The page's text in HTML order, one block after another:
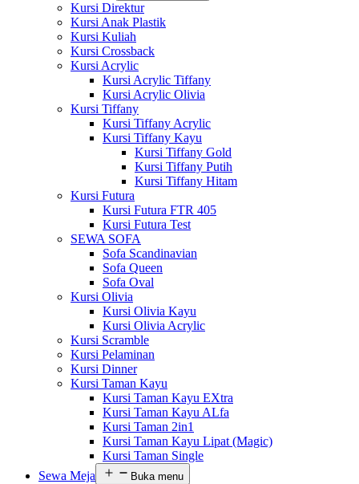
Kursi Direktur
Kursi Anak Plastik
Kursi Kuliah
Kursi Crossback
Kursi Acrylic
Kursi Acrylic Tiffany
Kursi Acrylic Olivia
Kursi Tiffany
Kursi Tiffany Acrylic
Kursi Tiffany Kayu
Kursi Tiffany Gold
Kursi Tiffany Putih
Kursi Tiffany Hitam
Kursi Futura
Kursi Futura FTR 405
Kursi Futura Test
SEWA SOFA
Sofa Scandinavian
Sofa Queen
Sofa Oval
Kursi Olivia
Kursi Olivia Kayu
Kursi Olivia Acrylic
Kursi Scramble
Kursi Pelaminan
Kursi Dinner
Kursi Taman Kayu
Kursi Taman Kayu EXtra
Kursi Taman Kayu ALfa
Kursi Taman 2in1
Kursi Taman Kayu Lipat (Magic)
Kursi Taman Single
Sewa Meja
Buka menu